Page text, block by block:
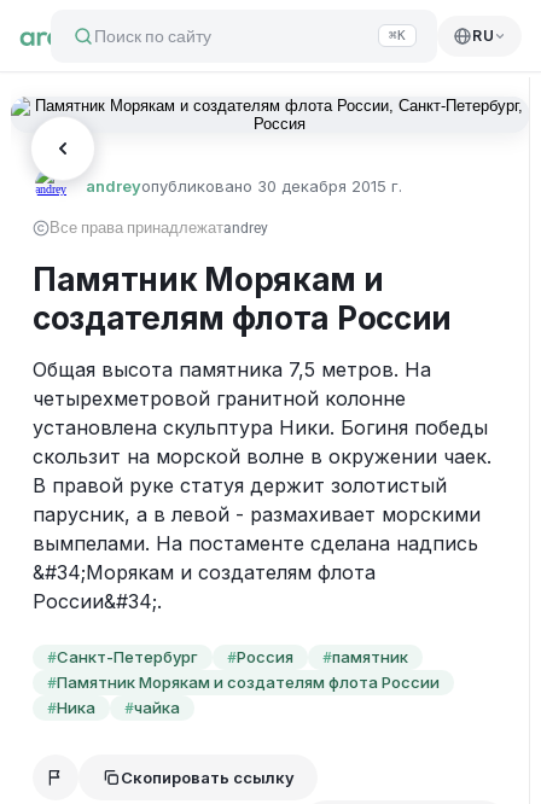
Поиск по сайту ⌘K RU
andreyопубликовано 30 декабря 2015 г.
Все права принадлежатandrey
Памятник Морякам и
создателям флота России
Общая высота памятника 7,5 метров. На
четырехметровой гранитной колонне
установлена скульптура Ники. Богиня победы
скользит на морской волне в окружении чаек.
В правой руке статуя держит золотистый
парусник, а в левой - размахивает морскими
вымпелами. На постаменте сделана надпись
&#34;Морякам и создателям флота
России&#34;.
#Санкт-Петербург #Россия #памятник
#Памятник Морякам и создателям флота России
#Ника #чайка
Скопировать ссылку